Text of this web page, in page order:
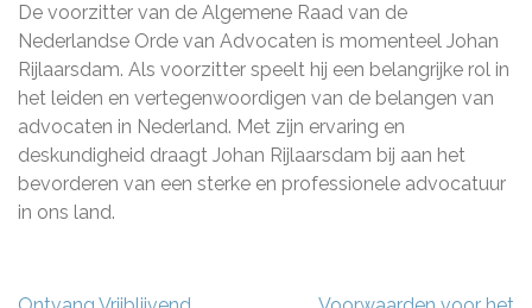
De voorzitter van de Algemene Raad van de
Nederlandse Orde van Advocaten is momenteel Johan
Rijlaarsdam. Als voorzitter speelt hij een belangrijke rol in
het leiden en vertegenwoordigen van de belangen van
advocaten in Nederland. Met zijn ervaring en
deskundigheid draagt Johan Rijlaarsdam bij aan het
bevorderen van een sterke en professionele advocatuur
in ons land.